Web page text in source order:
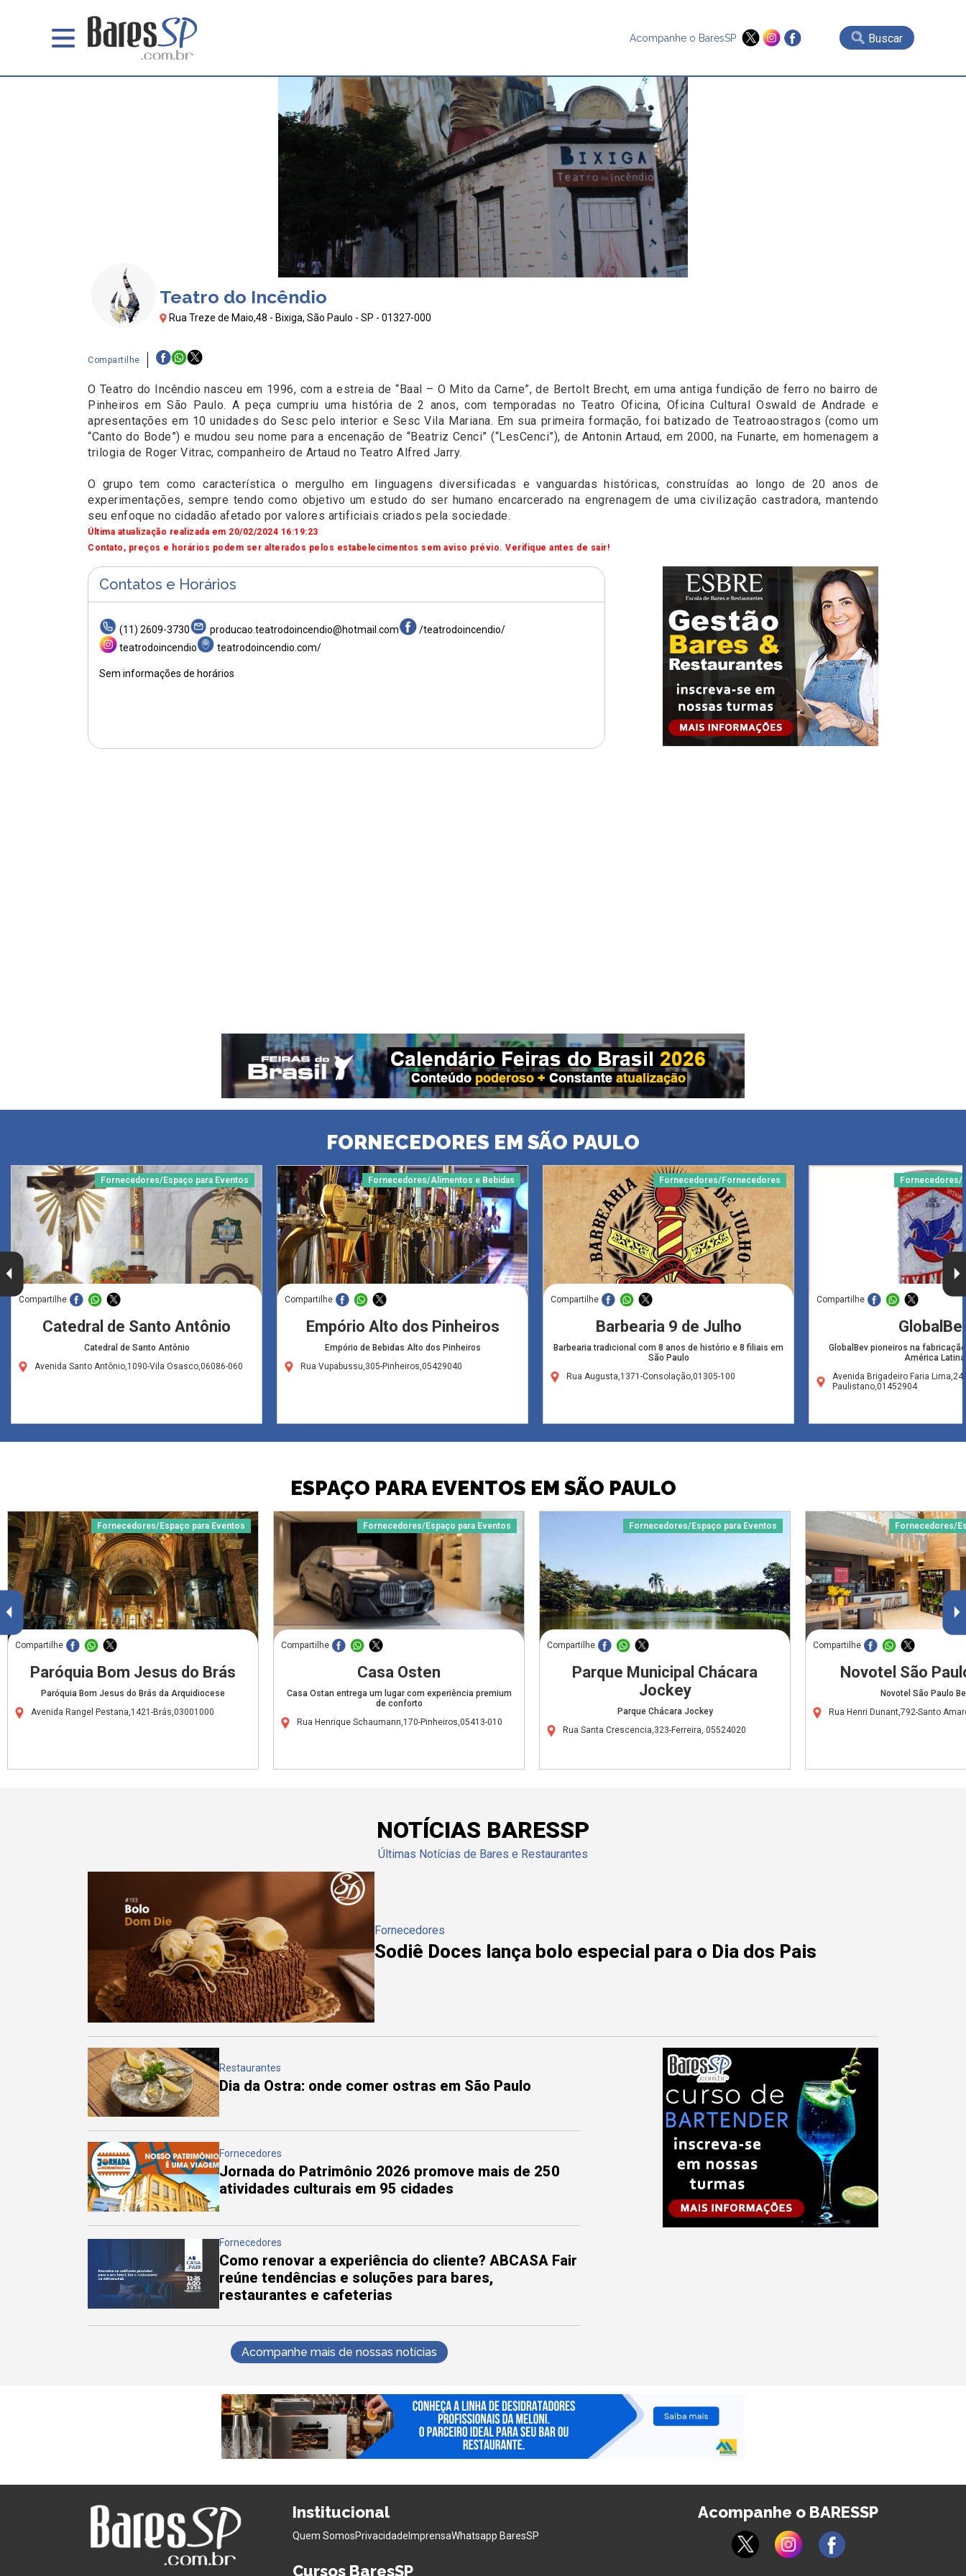
Acompanhe o BaresSP Buscar
Teatro do Incêndio
Rua Treze de Maio,48 - Bixiga, São Paulo - SP - 01327-000
Compartilhe
O Teatro do Incêndio nasceu em 1996, com a estreia de “Baal – O Mito da Carne”, de Bertolt Brecht, em uma antiga fundição de ferro no bairro de
Pinheiros em São Paulo. A peça cumpriu uma história de 2 anos, com temporadas no Teatro Oficina, Oficina Cultural Oswald de Andrade e
apresentações em 10 unidades do Sesc pelo interior e Sesc Vila Mariana. Em sua primeira formação, foi batizado de Teatroaostragos (como um
“Canto do Bode”) e mudou seu nome para a encenação de “Beatriz Cenci” (“LesCenci”), de Antonin Artaud, em 2000, na Funarte, em homenagem a
trilogia de Roger Vitrac, companheiro de Artaud no Teatro Alfred Jarry.
O grupo tem como característica o mergulho em linguagens diversificadas e vanguardas históricas, construídas ao longo de 20 anos de
experimentações, sempre tendo como objetivo um estudo do ser humano encarcerado na engrenagem de uma civilização castradora, mantendo
seu enfoque no cidadão afetado por valores artificiais criados pela sociedade.
Última atualização realizada em 20/02/2024 16:19:23
Contato, preços e horários podem ser alterados pelos estabelecimentos sem aviso prévio. Verifique antes de sair!
Contatos e Horários
(11) 2609-3730 producao.teatrodoincendio@hotmail.com
/teatrodoincendio/
teatrodoincendio
teatrodoincendio.com/
Sem informações de horários
FORNECEDORES EM SÃO PAULO
Fornecedores/Espaço para Eventos
Compartilhe
Catedral de Santo Antônio
Catedral de Santo Antônio
Avenida Santo Antônio,1090-Vila Osasco,06086-060
Fornecedores/Alimentos e Bebidas
Compartilhe
Empório Alto dos Pinheiros
Empório de Bebidas Alto dos Pinheiros
Rua Vupabussu,305-Pinheiros,05429040
Fornecedores/Fornecedores
Compartilhe
Barbearia 9 de Julho
Barbearia tradicional com 8 anos de histório e 8 filiais em
São Paulo
Rua Augusta,1371-Consolação,01305-100
Fornecedores/
Compartilhe
GlobalBev pioneiros na
América Latina
Avenida Brigadeiro Faria
Paulistano,01452904
ESPAÇO PARA EVENTOS EM SÃO PAULO
Fornecedores/Espaço para Eventos
Compartilhe
Paróquia Bom Jesus do Brás
Paróquia Bom Jesus do Brás da Arquidiocese
Avenida Rangel Pestana,1421-Brás,03001000
Fornecedores/Espaço para Eventos
Compartilhe
Casa Osten
Casa Ostan entrega um lugar com experiência premium
de conforto
Rua Henrique Schaumann,170-Pinheiros,05413-010
Fornecedores/Espaço para Eventos
Compartilhe
Parque Municipal Chácara
Jockey
Parque Chácara Jockey
Rua Santa Crescencia,323-Ferreira, 05524020
Fornecedores/
Compartilhe
Novotel São
Novotel São Paulo
Rua Henri Dunant,792-Santo
NOTÍCIAS BARESSP
Últimas Notícias de Bares e Restaurantes
Fornecedores
Sodiê Doces lança bolo especial para o Dia dos Pais
Restaurantes
Dia da Ostra: onde comer ostras em São Paulo
Fornecedores
Jornada do Patrimônio 2026 promove mais de 250
atividades culturais em 95 cidades
Fornecedores
Como renovar a experiência do cliente? ABCASA Fair
reúne tendências e soluções para bares,
restaurantes e cafeterias
Acompanhe mais de nossas notícias
Institucional
Quem SomosPrivacidadeImprensaWhatsapp BaresSP
Cursos BaresSP
Acompanhe o BARESSP